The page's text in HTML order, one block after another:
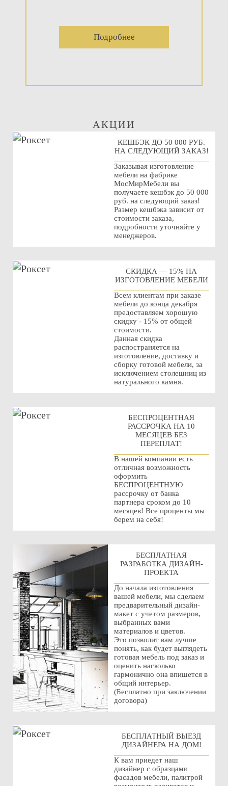
Подробнее
АКЦИИ
КЕШБЭК ДО 50 000 РУБ.
НА СЛЕДУЮЩИЙ ЗАКАЗ!
Заказывая изготовление
мебели на фабрике
МосМирМебели вы
получаете кешбэк до 50 000
руб. на следующий заказ!
Размер кешбэка зависит от
стоимости заказа,
подробности уточняйте у
менеджеров.
СКИДКА — 15% НА
ИЗГОТОВЛЕНИЕ МЕБЕЛИ
Всем клиентам при заказе
мебели до конца декабря
предоставляем хорошую
скидку - 15% от общей
стоимости.
Данная скидка
распостраняется на
изготовление, доставку и
сборку готовой мебели, за
исключением столешниц из
натурального камня.
БЕСПРОЦЕНТНАЯ
РАССРОЧКА НА 10
МЕСЯЦЕВ БЕЗ
ПЕРЕПЛАТ!
В нашей компании есть
отличная возможность
оформить
БЕСПРОЦЕНТНУЮ
рассрочку от банка
партнера сроком до 10
месяцев! Все проценты мы
берем на себя!
БЕСПЛАТНАЯ
РАЗРАБОТКА ДИЗАЙН-
ПРОЕКТА
До начала изготовления
вашей мебели, мы сделаем
предварительный дизайн-
макет с учетом размеров,
выбранных вами
материалов и цветов.
Это позволит вам лучше
понять, как будет выглядеть
готовая мебель под заказ и
оценить насколько
гармонично она впишется в
общий интерьер.
(Бесплатно при заключении
договора)
БЕСПЛАТНЫЙ ВЫЕЗД
ДИЗАЙНЕРА НА ДОМ!
К вам приедет наш
дизайнер с образцами
фасадов мебели, палитрой